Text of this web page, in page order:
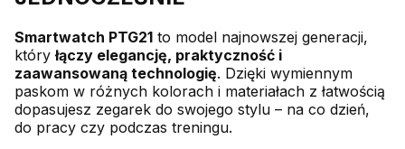
Smartwatch PTG21 to model najnowszej generacji,
któryłączy elegancję, praktyczność i
zaawansowaną technologię. Dzięki wymiennym
paskom w różnych kolorach i materiałach z łatwością
dopasujesz zegarek do swojego stylu – na co dzień,
do pracy czy podczas treningu.